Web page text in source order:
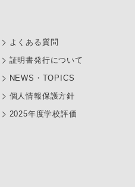
よくある質問
証明書発行について
NEWS・TOPICS
個人情報保護方針
2025年度学校評価